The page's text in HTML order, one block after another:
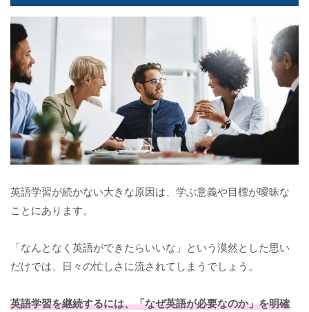
英語学習が続かない大きな原因は、学ぶ意義や目標が曖昧な
ことにあります。
「なんとなく英語ができたらいいな」という漠然とした思い
だけでは、日々の忙しさに流されてしまうでしょう。
英語学習を継続するには、「なぜ英語が必要なのか」を明確